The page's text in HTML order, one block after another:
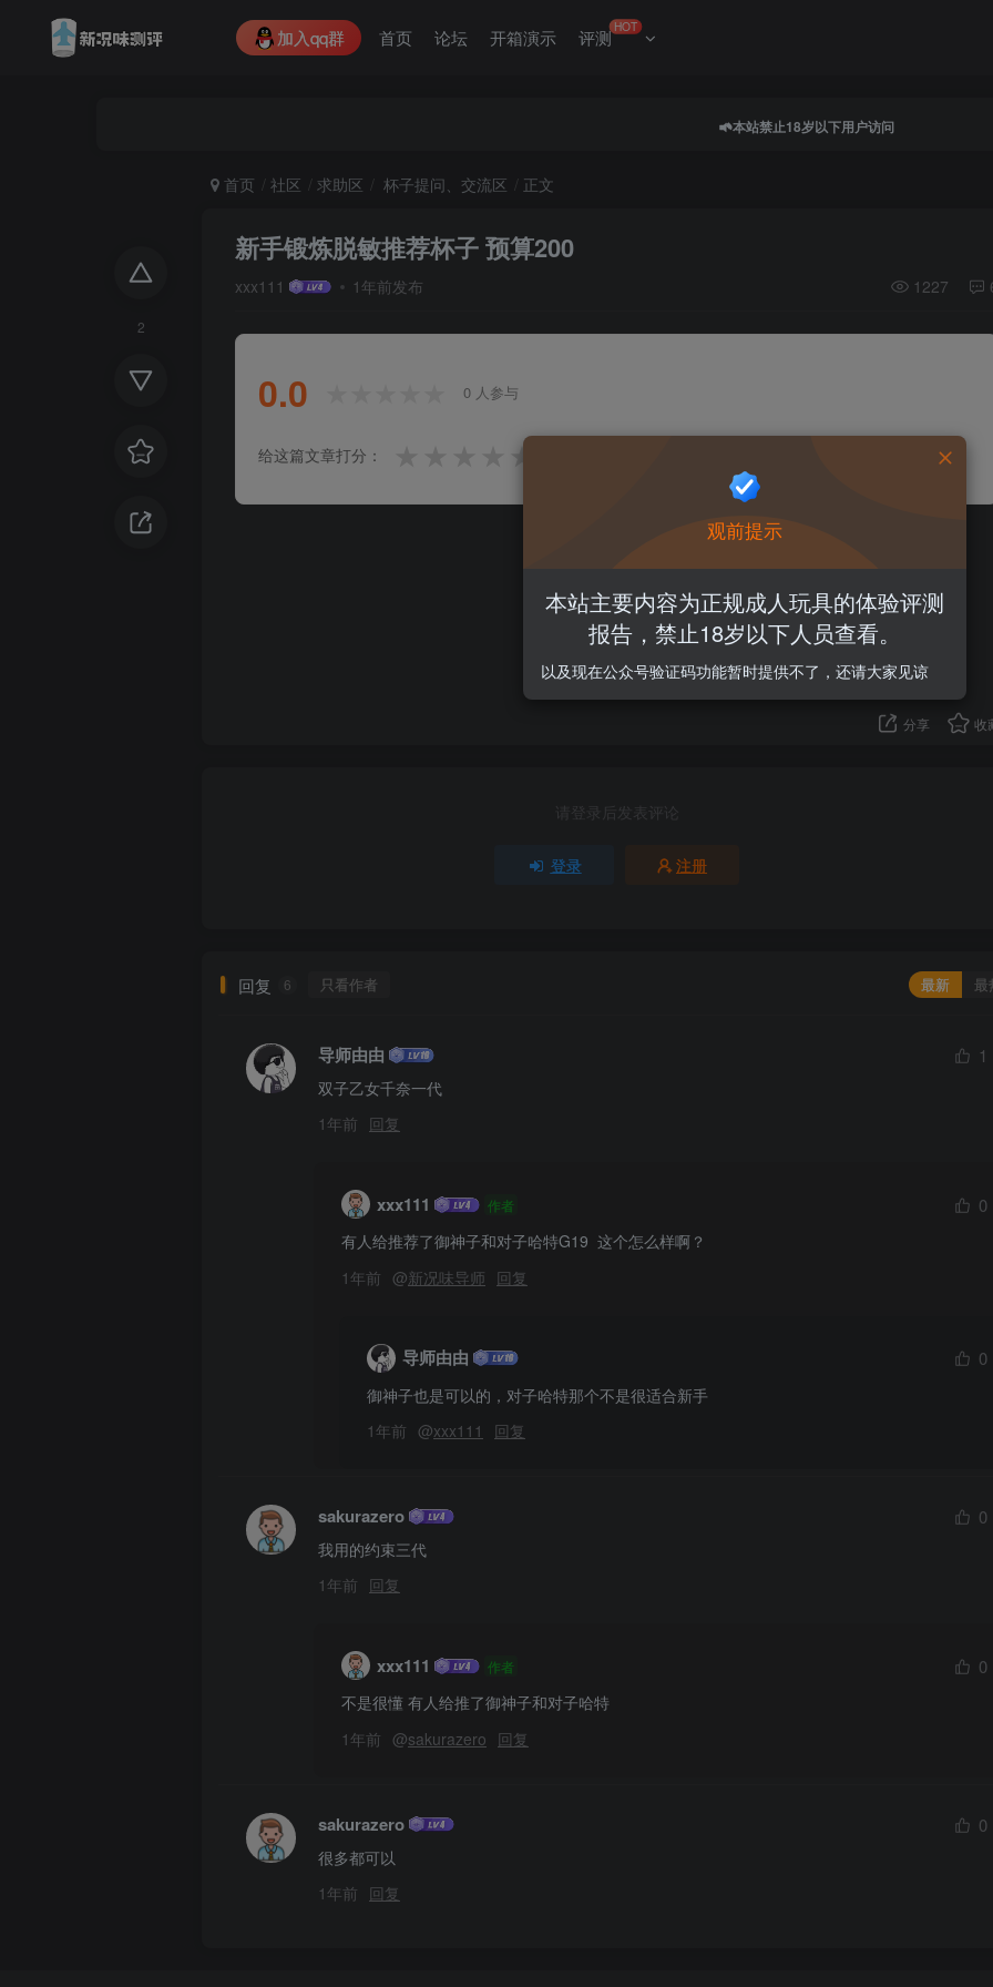
加入qq群 首页 论坛 开箱演示 评测 HOT
本站禁止18岁以下用户访问
2
首页 社区 求助区 杯子提问、交流区 正文
新手锻炼脱敏推荐杯子 预算200
xxx111 1年前发布 1227
0.0 0 人参与
给这篇文章打分： ★
2人已评分
分享 收
请登录后发表评论
登录 注册
回复 6 只看作者 最新 最
导师由由 1
双子乙女千奈一代
1年前 回复
xxx111 作者 0
有人给推荐了御神子和对子哈特G19  这个怎么样啊？
1年前 @新况味导师 回复
导师由由 0
御神子也是可以的，对子哈特那个不是很适合新手
1年前 @xxx111 回复
sakurazero 0
我用的约束三代
1年前 回复
xxx111 作者 0
不是很懂 有人给推了御神子和对子哈特
1年前 @sakurazero 回复
sakurazero 0
很多都可以
1年前 回复
观前提示
本站主要内容为正规成人玩具的体验评测
报告，禁止18岁以下人员查看。
以及现在公众号验证码功能暂时提供不了，还请大家见谅